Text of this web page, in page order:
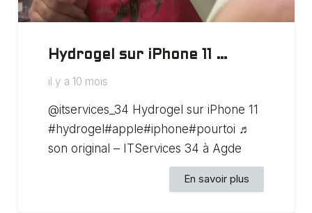
Hydrogel sur iPhone 11 …
il y a 10 mois
@itservices_34 Hydrogel sur iPhone 11
#hydrogel#apple#iphone#pourtoi ♬
son original – ITServices 34 à Agde
En savoir plus